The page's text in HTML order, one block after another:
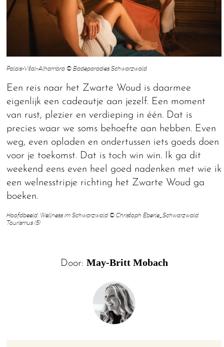
Palais-Vital-Alhambra © Badeparadies Schwarzwald
Een reis naar het Zwarte Woud is daarmee
eigenlijk een cadeautje aan jezelf. Een moment
van rust, plezier en verdieping in één. Dat is
precies waar we soms behoefte aan hebben. Even
weg, even opladen en ondertussen iets goeds doen
voor je toekomst. Dat is toch win win. Ik ga dit
weekend eens even heel goed nadenken met wie ik
een welnesstripje richting het Zwarte Woud ga
boeken.
Hoofdbeeld: Wellness im Schwarzwald © Christoph Eberle_Schwarzwald
Tourismus (5)
Door: May-Britt Mobach